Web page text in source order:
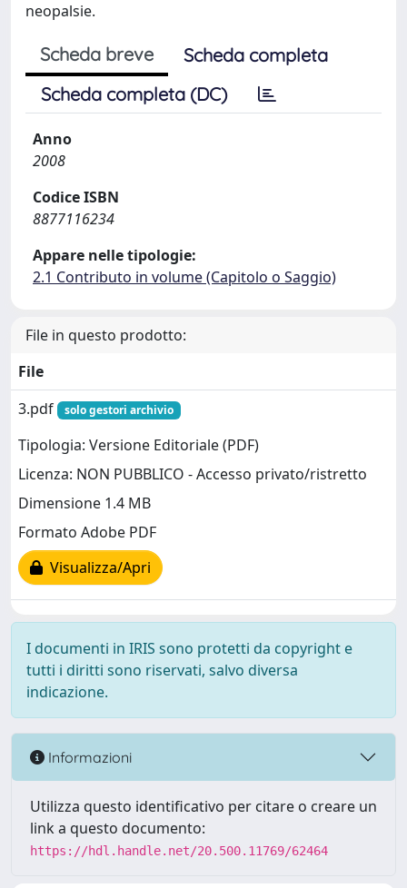
neopalsie.
Scheda breve
Scheda completa
Scheda completa (DC)
Anno
2008
Codice ISBN
8877116234
Appare nelle tipologie:
2.1 Contributo in volume (Capitolo o Saggio)
File in questo prodotto:
File
3.pdf
solo gestori archivio
Tipologia: Versione Editoriale (PDF)
Licenza: NON PUBBLICO - Accesso privato/ristretto
Dimensione 1.4 MB
Formato Adobe PDF
Visualizza/Apri
I documenti in IRIS sono protetti da copyright e
tutti i diritti sono riservati, salvo diversa
indicazione.
Informazioni
Utilizza questo identificativo per citare o creare un
link a questo documento:
https://hdl.handle.net/20.500.11769/62464